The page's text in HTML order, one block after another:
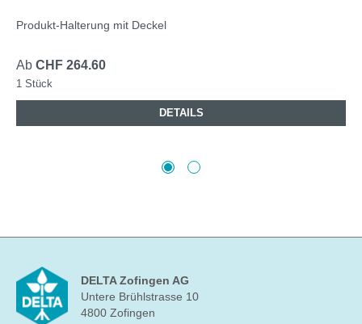
Produkt-Halterung mit Deckel
Ab CHF 264.60
1 Stück
DETAILS
DELTA Zofingen AG
Untere Brühlstrasse 10
4800 Zofingen